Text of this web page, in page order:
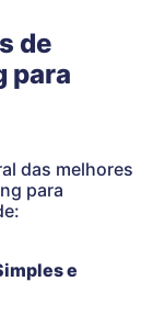
de
para
das melhores
para
e